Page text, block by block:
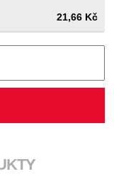
21,66 Kč